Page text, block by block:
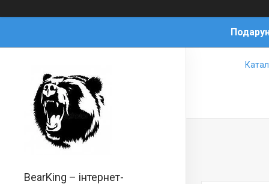
BearKing – інтернет-